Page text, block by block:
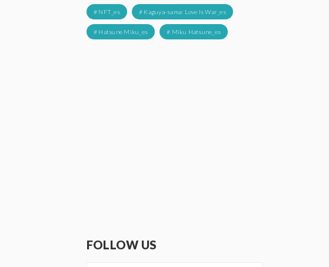
# NFT_es # Kaguya-sama: Love Is War_es
# Hatsune Miku_es # Miku Hatsune_es
FOLLOW US